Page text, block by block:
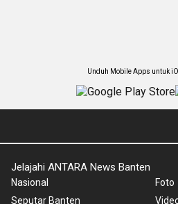
Unduh Mobile Apps untuk
Jelajahi ANTARA News Banten
Nasional
Seputar Banten
Foto